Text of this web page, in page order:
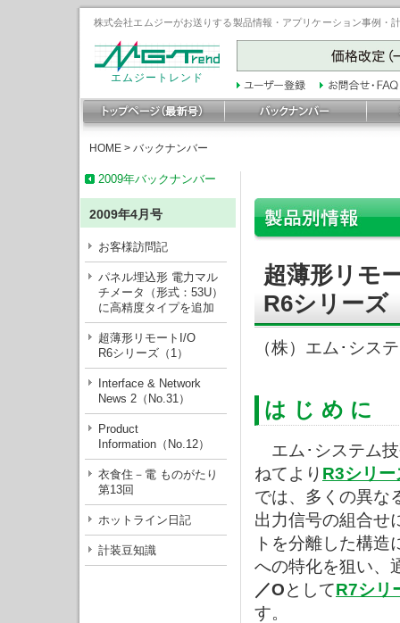
株式会社エムジーがお送りする製品情報・アプリケーション事例
エムジートレンド
HOME > バックナンバー
2009年バックナンバー
2009年4月号
お客様訪問記
パネル埋込形 電力マル
チメータ（形式：53U）
に高精度タイプを追加
超薄形リモートI/O
R6シリーズ（1）
Interface & Network
News 2（No.31）
Product
Information（No.12）
衣食住－電 ものがたり
第13回
ホットライン日記
計装豆知識
超薄形リモ
R6シリーズ
（株）エム･シス
は じ め に
エム･システム
ねてより R3シリー
では、多くの異な
出力信号の組合せ
トを分離した構
への特化を狙い、
／OとしてR7シリ
す。